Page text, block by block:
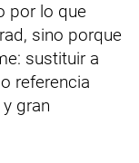
por lo que
sino porque
sustituir a
referencia
gran